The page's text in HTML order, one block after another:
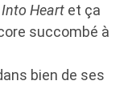
Heart et ça
succombé à
bien de ses